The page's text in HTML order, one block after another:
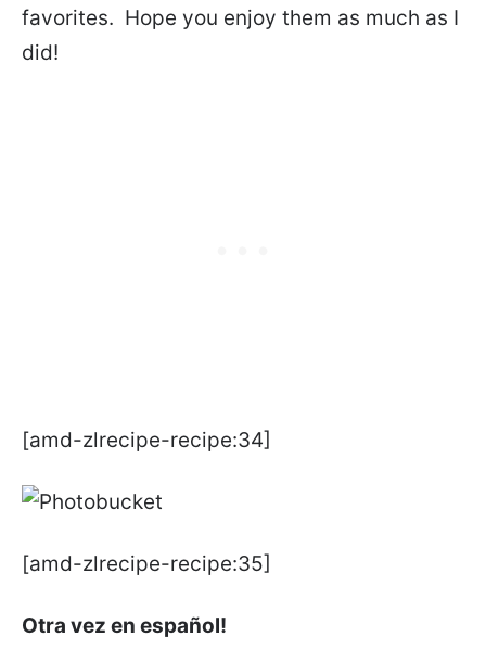
favorites. Hope you enjoy them as much as I
did!
[amd-zlrecipe-recipe:34]
[amd-zlrecipe-recipe:35]
Otra vez en español!